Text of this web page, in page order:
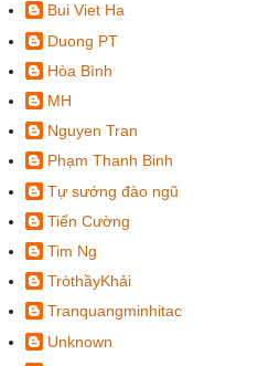
Bui Viet Ha
Duong PT
Hòa Bình
MH
Nguyen Tran
Phạm Thanh Binh
Tự sướng đào ngũ
Tiến Cường
Tim Ng
TròthầyKhải
Tranquangminhitac
Unknown